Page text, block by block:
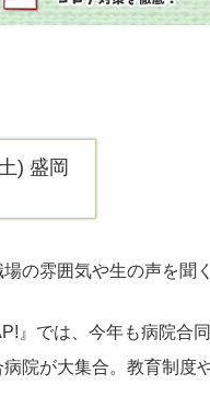
) 盛岡
の雰囲気や生の声を聞
』では、今年も病院合
院が大集合。教育制度